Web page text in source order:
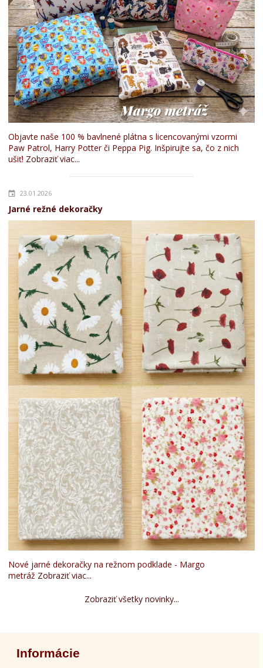
Objavte naše 100 % bavlnené plátna s licencovanými vzormi
Paw Patrol, Harry Potter či Peppa Pig. Inšpirujte sa, čo z nich
ušiť! Zobraziť viac...
23.01.2026
Jarné režné dekoračky
Nové jarné dekoračky na režnom podklade - Margo
metráž Zobraziť viac...
Zobraziť všetky novinky...
Informácie